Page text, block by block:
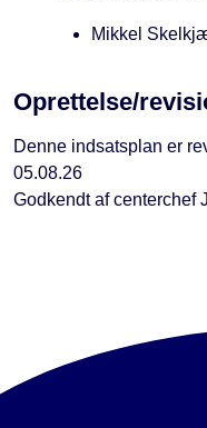
Mikkel
Oprettelse/
Denne indsatsplan er
05.08.26
Godkendt af centerchef